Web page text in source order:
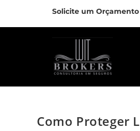
Solicite um
Como Proteger